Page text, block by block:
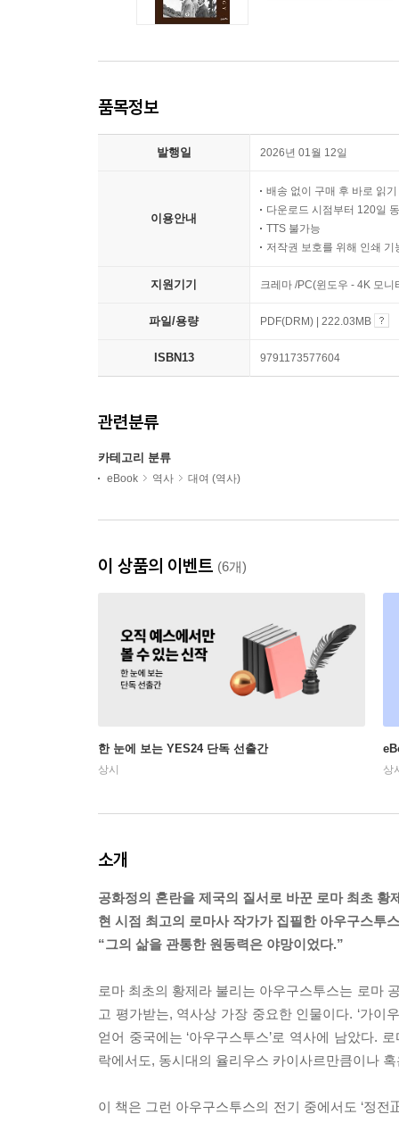
품목정보
발행일 2026년 01월 12일
이용안내
배송 없이 구매 후 바로 읽기
다운로드 시점부터 120일
TTS 불가능
저작권 보호를 위해 인쇄 기
지원기기 크레마 /PC(윈도우 - 4K 모
파일/용량 PDF(DRM) | 222.03MB
ISBN13 9791173577604
관련분류
카테고리 분류
eBook 역사 대여 (역사)
이 상품의 이벤트 (6개)
한 눈에 보는 YES24 단독 선출간
상시 상
소개
공화정의 혼란을 제국의 질서로 바꾼 로마 최초 황
현 시점 최고의 로마사 작가가 집필한 아우구스투
“그의 삶을 관통한 원동력은 야망이었다.”
로마 최초의 황제라 불리는 아우구스투스는 로마
고 평가받는, 역사상 가장 중요한 인물이다. ‘가이
얻어 중국에는 ‘아우구스투스’로 역사에 남았다.
락에서도, 동시대의 율리우스 카이사르만큼이나
이 책은 그런 아우구스투스의 전기 중에서도 ‘정